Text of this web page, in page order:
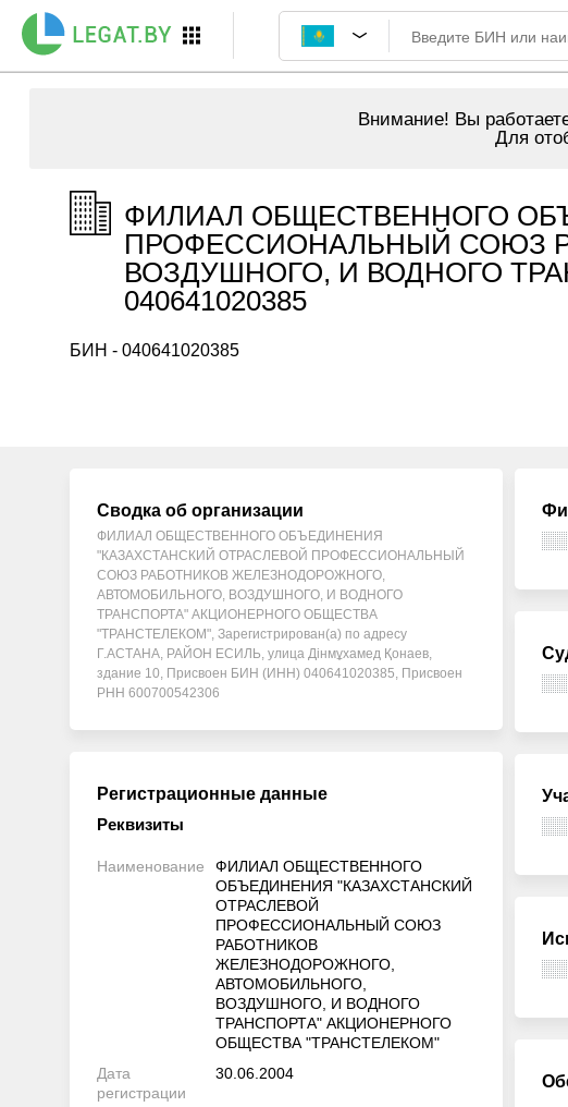
Внимание! Вы
Для
ФИЛИАЛ ОБЩЕСТВЕННОГО
ПРОФЕССИОНАЛЬНЫЙ СОЮЗ
ВОЗДУШНОГО, И ВОДНОГО
040641020385
БИН - 040641020385
Сводка об организации
ФИЛИАЛ ОБЩЕСТВЕННОГО ОБЪЕДИНЕНИЯ
"КАЗАХСТАНСКИЙ ОТРАСЛЕВОЙ ПРОФЕССИОНАЛЬНЫЙ
СОЮЗ РАБОТНИКОВ ЖЕЛЕЗНОДОРОЖНОГО,
АВТОМОБИЛЬНОГО, ВОЗДУШНОГО, И ВОДНОГО
ТРАНСПОРТА" АКЦИОНЕРНОГО ОБЩЕСТВА
"ТРАНСТЕЛЕКОМ", Зарегистрирован(а) по адресу
Г.АСТАНА, РАЙОН ЕСИЛЬ, улица Дінмұхамед Қонаев,
здание 10, Присвоен БИН (ИНН) 040641020385, Присвоен
РНН 600700542306
Регистрационные данные
Реквизиты
Наименование
ФИЛИАЛ ОБЩЕСТВЕННОГО
ОБЪЕДИНЕНИЯ "КАЗАХСТАНСКИЙ
ОТРАСЛЕВОЙ
ПРОФЕССИОНАЛЬНЫЙ СОЮЗ
РАБОТНИКОВ
ЖЕЛЕЗНОДОРОЖНОГО,
АВТОМОБИЛЬНОГО,
ВОЗДУШНОГО, И ВОДНОГО
ТРАНСПОРТА" АКЦИОНЕРНОГО
ОБЩЕСТВА "ТРАНСТЕЛЕКОМ"
Дата
регистрации
30.06.2004